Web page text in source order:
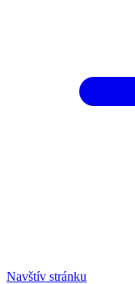
Navštív stránku